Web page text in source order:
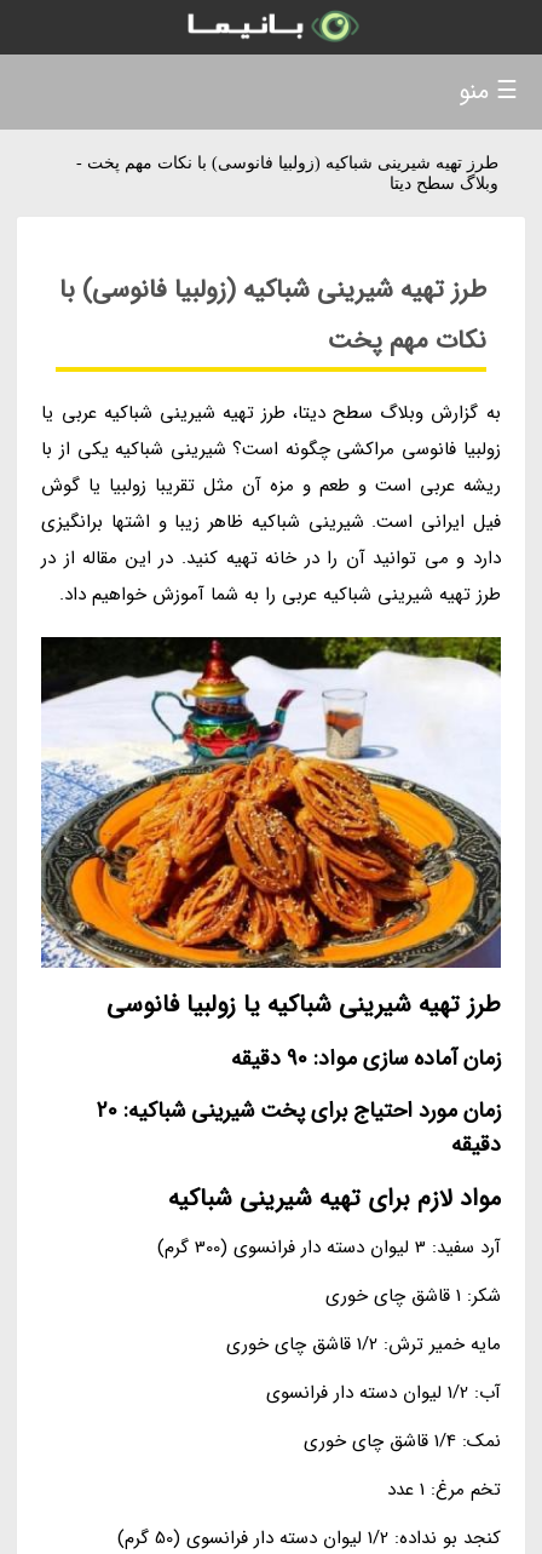
طرز تهیه شیرینی شباکیه (زولبیا فانوسی) با نکات مهم پخت -
وبلاگ سطح دیتا
طرز تهیه شیرینی شباکیه (زولبیا فانوسی) با
نکات مهم پخت
به گزارش وبلاگ سطح دیتا، طرز تهیه شیرینی شباکیه عربی یا
زولبیا فانوسی مراکشی چگونه است؟ شیرینی شباکیه یکی از با
ریشه عربی است و طعم و مزه آن مثل تقریبا زولبیا یا گوش
فیل ایرانی است. شیرینی شباکیه ظاهر زیبا و اشتها برانگیزی
دارد و می توانید آن را در خانه تهیه کنید. در این مقاله از در
طرز تهیه شیرینی شباکیه عربی را به شما آموزش خواهیم داد.
طرز تهیه شیرینی شباکیه یا زولبیا فانوسی
زمان آماده سازی مواد: 90 دقیقه
زمان مورد احتیاج برای پخت شیرینی شباکیه: 20
دقیقه
مواد لازم برای تهیه شیرینی شباکیه
آرد سفید: 3 لیوان دسته دار فرانسوی (300 گرم)
شکر: 1 قاشق چای خوری
مایه خمیر ترش: 1/2 قاشق چای خوری
آب: 1/2 لیوان دسته دار فرانسوی
نمک: 1/4 قاشق چای خوری
تخم مرغ: 1 عدد
کنجد بو نداده: 1/2 لیوان دسته دار فرانسوی (50 گرم)
☰ منو